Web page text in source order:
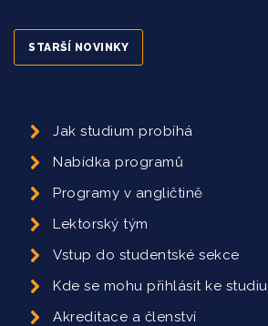
STARŠÍ NOVINKY
Jak studium probíhá
Nabídka programů
Programy v angličtině
Lektorský tým
Vstup do studentské sekce
Kde se mohu přihlásit ke studiu
Akreditace a členství